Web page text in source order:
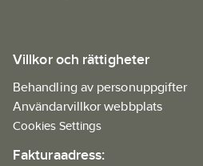
Villkor och rättigheter
Behandling av personuppgifter
Användarvillkor webbplats
Cookies Settings
Fakturaadress: